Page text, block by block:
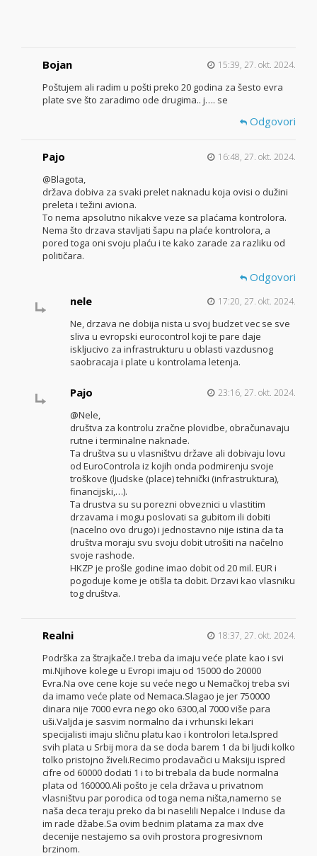
Bojan 15:39, 27. okt. 2024.
Poštujem ali radim u pošti preko 20 godina za šesto evra
plate sve što zaradimo ode drugima.. j…. se
Odgovori
Pajo 16:48, 27. okt. 2024.
@Blagota,
država dobiva za svaki prelet naknadu koja ovisi o dužini
preleta i težini aviona.
To nema apsolutno nikakve veze sa plaćama kontrolora.
Nema što drzava stavljati šapu na plaće kontrolora, a
pored toga oni svoju plaću i te kako zarade za razliku od
političara.
Odgovori
nele
17:20, 27. okt. 2024.
Ne, drzava ne dobija nista u svoj budzet vec se sve
sliva u evropski eurocontrol koji te pare daje
iskljucivo za infrastrukturu u oblasti vazdusnog
saobracaja i plate u kontrolama letenja.
Pajo 23:16, 27. okt. 2024.
@Nele,
društva za kontrolu zračne plovidbe, obračunavaju
rutne i terminalne naknade.
Ta društva su u vlasništvu države ali dobivaju lovu
od EuroControla iz kojih onda podmirenju svoje
troškove (ljudske (place) tehnički (infrastruktura),
financijski,…).
Ta drustva su su porezni obveznici u vlastitim
drzavama i mogu poslovati sa gubitom ili dobiti
(nacelno ovo drugo) i jednostavno nije istina da ta
društva moraju svu svoju dobit utrošiti na načelno
svoje rashode.
HKZP je prošle godine imao dobit od 20 mil. EUR i
pogoduje kome je otišla ta dobit. Drzavi kao vlasniku
tog društva.
Realni 18:37, 27. okt. 2024.
Podrška za štrajkače.I treba da imaju veće plate kao i svi
mi.Njihove kolege u Evropi imaju od 15000 do 20000
Evra.Na ove cene koje su veće nego u Nemačkoj treba svi
da imamo veće plate od Nemaca.Slagao je jer 750000
dinara nije 7000 evra nego oko 6300,al 7000 više para
uši.Valjda je sasvim normalno da i vrhunski lekari
specijalisti imaju sličnu platu kao i kontrolori leta.Ispred
svih plata u Srbij mora da se doda barem 1 da bi ljudi kolko
tolko pristojno živeli.Recimo prodavačici u Maksiju ispred
cifre od 60000 dodati 1 i to bi trebala da bude normalna
plata od 160000.Ali pošto je cela država u privatnom
vlasništvu par porodica od toga nema ništa,namerno se
naša deca teraju preko da bi naselili Nepalce i Induse da
im rade džabe.Sa ovim bednim platama za max dve
decenije nestajemo sa ovih prostora progresivnom
brzinom.